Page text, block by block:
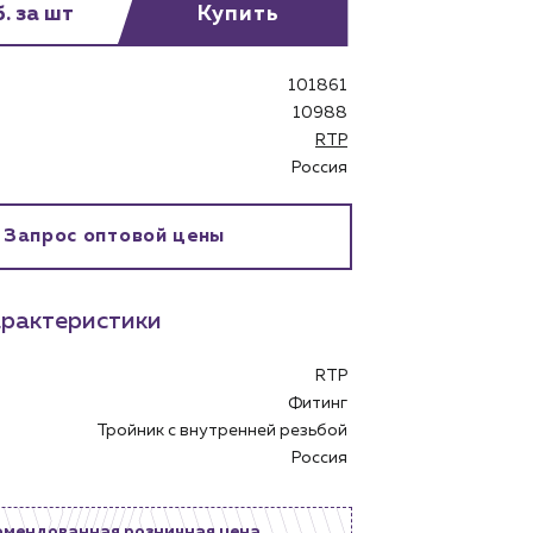
за шт Купить
101861
10988
RTP
Россия
Запрос оптовой цены
RTP
Фитинг
Тройник с внутренней резьбой
Россия